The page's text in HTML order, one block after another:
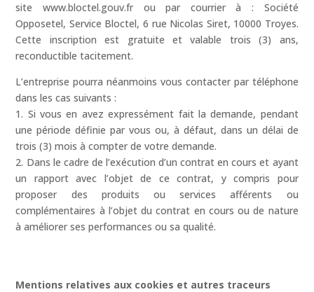
site www.bloctel.gouv.fr ou par courrier à : Société
Opposetel, Service Bloctel, 6 rue Nicolas Siret, 10000 Troyes.
Cette inscription est gratuite et valable trois (3) ans,
reconductible tacitement.
L’entreprise pourra néanmoins vous contacter par téléphone
dans les cas suivants :
1. Si vous en avez expressément fait la demande, pendant
une période définie par vous ou, à défaut, dans un délai de
trois (3) mois à compter de votre demande.
2. Dans le cadre de l’exécution d’un contrat en cours et ayant
un rapport avec l’objet de ce contrat, y compris pour
proposer des produits ou services afférents ou
complémentaires à l’objet du contrat en cours ou de nature
à améliorer ses performances ou sa qualité.
Mentions relatives aux cookies et autres traceurs